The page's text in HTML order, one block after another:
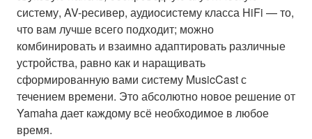
систему, AV-ресивер, аудиосистему класса HiFi — то,
что вам лучше всего подходит; можно
комбинировать и взаимно адаптировать различные
устройства, равно как и наращивать
сформированную вами систему MusicCast с
течением времени. Это абсолютно новое решение от
Yamaha дает каждому всё необходимое в любое
время.